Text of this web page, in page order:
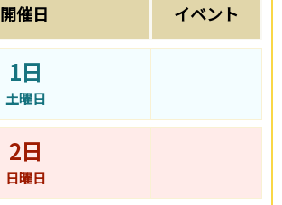
開催日 イベント
1日
土曜日
2日
日曜日